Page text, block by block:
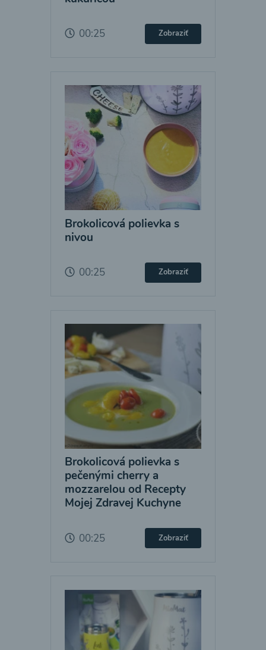
00:25 Zobraziť
Brokolicová polievka s
nivou
00:25 Zobraziť
Brokolicová polievka s
pečenými cherry a
mozzarelou od Recepty
Mojej Zdravej Kuchyne
00:25 Zobraziť